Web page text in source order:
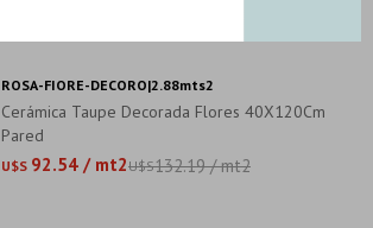
Cerámica Taupe Decorada Flores 40X120Cm
Pared
U$S 92.54 / mt2U$S132.19 / mt2
ROSA-FIORE-DECORO|2.88mts2